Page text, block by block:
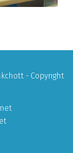
- Copyright